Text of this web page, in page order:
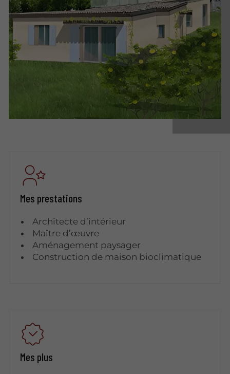
Mes prestations
Architecte d’intérieur
Maître d’œuvre
Aménagement paysager
Construction de maison bioclimatique
Mes plus